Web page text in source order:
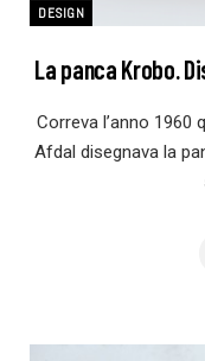
DESIGN
La panca Krobo.
Correva l’anno 1960
Afdal disegnava la